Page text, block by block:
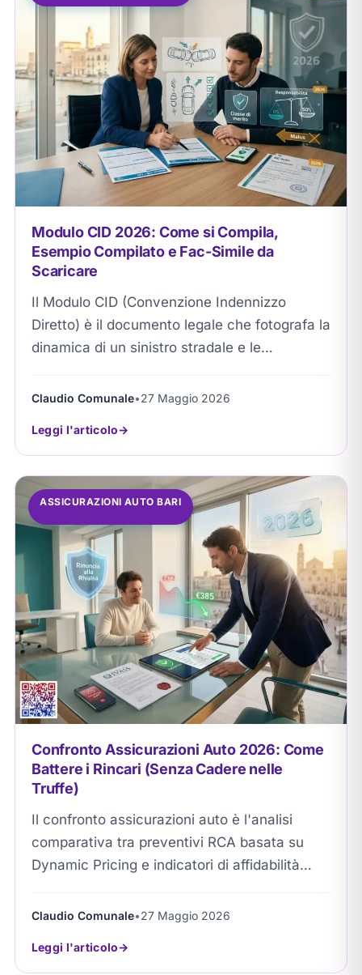
Modulo CID 2026: Come si Compila,
Esempio Compilato e Fac-Simile da
Scaricare
Il Modulo CID (Convenzione Indennizzo
Diretto) è il documento legale che fotografa la
dinamica di un sinistro stradale e le
automobilisti di attivare...
Claudio Comunale•27 Maggio 2026
Leggi l'articolo
ASSICURAZIONI AUTO BARI
Confronto Assicurazioni Auto 2026: Come
Battere i Rincari (Senza Cadere nelle
Truffe)
Il confronto assicurazioni auto è l'analisi
comparativa tra preventivi RCA basata su
Dynamic Pricing e indicatori di affidabilità
neutralizzare i rincari della RC...
Claudio Comunale•27 Maggio 2026
Leggi l'articolo